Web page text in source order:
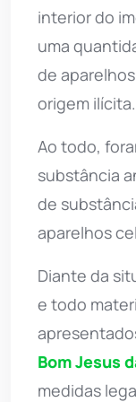
interior do
uma
de
origem ilícita.
Ao todo,
substância
de
aparelhos
Diante da
e todo
Bom Jesus
medidas